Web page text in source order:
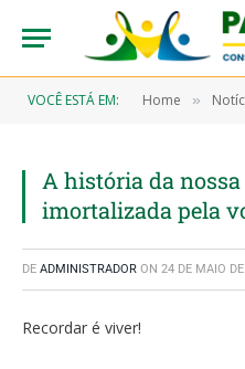
VOCÊ ESTÁ EM: Home »
A história da
imortalizada pela
DE ADMINISTRADOR ON 24 DE MAIO
Recordar é viver!